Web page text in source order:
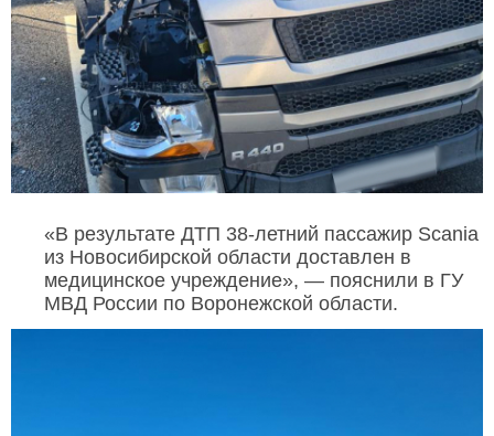
«В результате ДТП 38-летний пассажир Scania
из Новосибирской области доставлен в
медицинское учреждение», — пояснили в ГУ
МВД России по Воронежской области.